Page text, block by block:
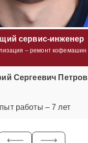
сервис-инженер
– ремонт кофемашин
Сергеевич Петров
работы – 7 лет